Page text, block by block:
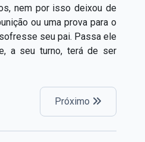
nem por isso deixou de
ou uma prova para o
seu pai. Passa ele
a seu turno, terá de ser
Próximo